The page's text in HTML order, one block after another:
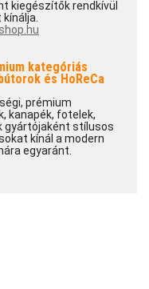
kiegészítők rendkívül
kategóriás
és HoReCa
prémium
kanapék, fotelek,
gyártójaként stílusos
kínál a modern
egyaránt.